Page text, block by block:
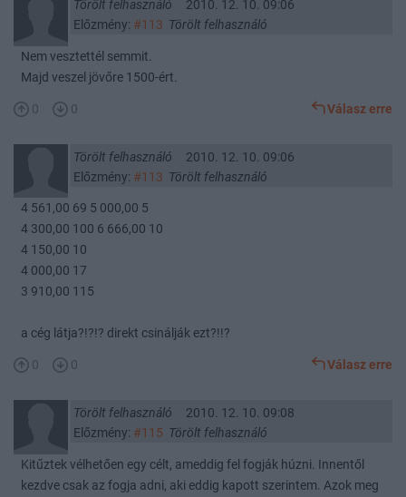
Törölt felhasználó
2010. 12. 10. 09:06
Előzmény: #113 Törölt felhasználó
Nem vesztettél semmit.
Majd veszel jövőre 1500-ért.
0 0 Válasz erre
Törölt felhasználó
2010. 12. 10. 09:06
Előzmény: #113 Törölt felhasználó
4 561,00 69 5 000,00 5
4 300,00 100 6 666,00 10
4 150,00 10
4 000,00 17
3 910,00 115
a cég látja?!?!? direkt csinálják ezt?!!?
0 0 Válasz erre
Törölt felhasználó
2010. 12. 10. 09:08
Előzmény: #115 Törölt felhasználó
Kitűztek vélhetően egy célt, ameddig fel fogják húzni. Innentől
kezdve csak az fogja adni, aki eddig kapott szerintem. Azok meg